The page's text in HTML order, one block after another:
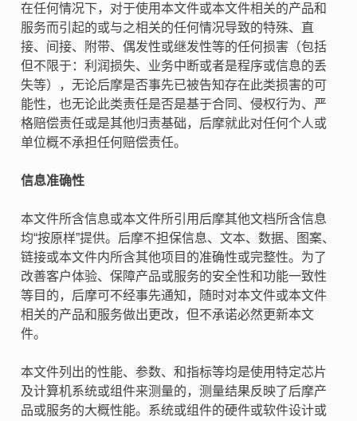
在任何情况下，对于使用本文件或本文件相关的产品和
服务而引起的或与之相关的任何情况导致的特殊、直
接、间接、附带、偶发性或继发性等的任何损害（包括
但不限于：利润损失、业务中断或者是程序或信息的丢
失等），无论后摩是否事先已被告知存在此类损害的可
能性，也无论此类责任是否是基于合同、侵权行为、严
格赔偿责任或是其他归责基础，后摩就此对任何个人或
单位概不承担任何赔偿责任。
信息准确性
本文件所含信息或本文件所引用后摩其他文档所含信息
均“按原样”提供。后摩不担保信息、文本、数据、图案、
链接或本文件内所含其他项目的准确性或完整性。为了
改善客户体验、保障产品或服务的安全性和功能一致性
等目的，后摩可不经事先通知，随时对本文件或本文件
相关的产品和服务做出更改，但不承诺必然更新本文
件。
本文件列出的性能、参数、和指标等均是使用特定芯片
及计算机系统或组件来测量的，测量结果反映了后摩产
品或服务的大概性能。系统或组件的硬件或软件设计或